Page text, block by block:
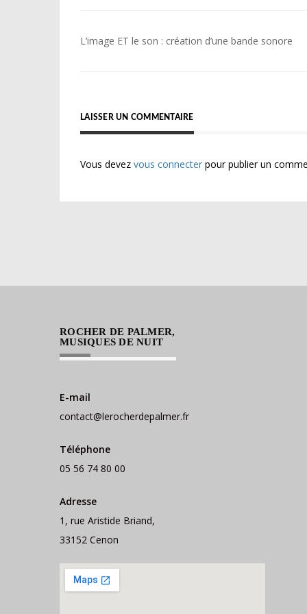
Navigation
L’image ET le son : création d’une bande sonore
LAISSER UN COMMENTAIRE
Vous devez vous connecter pour publier un
ROCHER DE PALMER,
MUSIQUES DE NUIT
E-mail
contact@lerocherdepalmer.fr
Téléphone
05 56 74 80 00
Adresse
1, rue Aristide Briand,
33152 Cenon